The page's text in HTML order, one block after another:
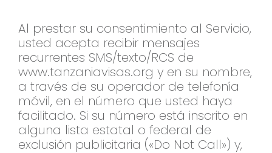
Al prestar su consentimiento al Servicio,
usted acepta recibir mensajes
recurrentes SMS/texto/RCS de
www.tanzaniavisas.org y en su nombre,
a través de su operador de telefonía
móvil, en el número que usted haya
facilitado. Si su número está inscrito en
alguna lista estatal o federal de
exclusión publicitaria («Do Not Call») y,